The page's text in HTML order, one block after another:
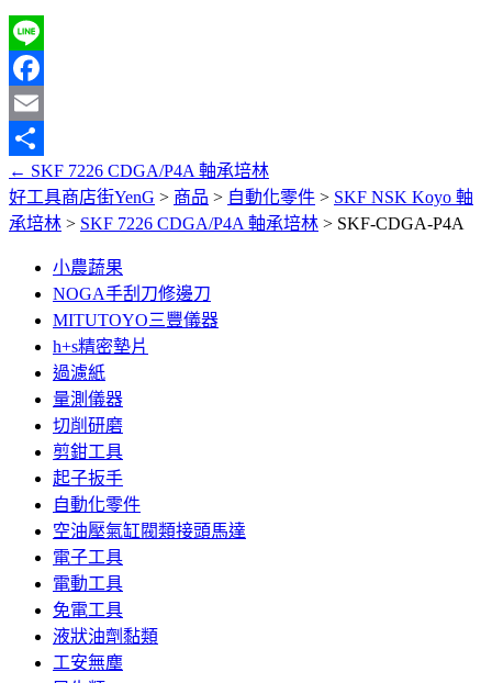
Line
Facebook
Email
分
享
← SKF 7226 CDGA/P4A 軸承培林
好工具商店街YenG > 商品 > 自動化零件 > SKF NSK Koyo 軸
承培林 > SKF 7226 CDGA/P4A 軸承培林 > SKF-CDGA-P4A
小農蔬果
NOGA手刮刀修邊刀
MITUTOYO三豐儀器
h+s精密墊片
過濾紙
量測儀器
切削研磨
剪鉗工具
起子扳手
自動化零件
空油壓氣缸閥類接頭馬達
電子工具
電動工具
免電工具
液狀油劑黏類
工安無塵